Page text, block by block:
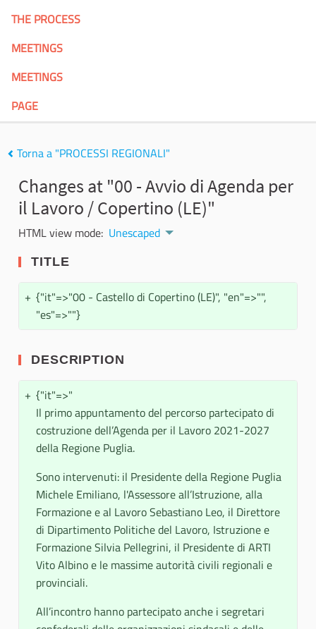
THE PROCESS
MEETINGS
MEETINGS
PAGE
Torna a "PROCESSI REGIONALI"
Changes at "00 - Avvio di Agenda per
il Lavoro / Copertino (LE)"
HTML view mode: Unescaped
TITLE
+ {"it"=>"00 - Castello di Copertino (LE)", "en"=>"",
"es"=>""}
DESCRIPTION
+ {"it"=>"
Il primo appuntamento del percorso partecipato di
costruzione dell’Agenda per il Lavoro 2021-2027
della Regione Puglia.
Sono intervenuti: il Presidente della Regione Puglia
Michele Emiliano, l'Assessore all’Istruzione, alla
Formazione e al Lavoro Sebastiano Leo, il Direttore
di Dipartimento Politiche del Lavoro, Istruzione e
Formazione Silvia Pellegrini, il Presidente di ARTI
Vito Albino e le massime autorità civili regionali e
provinciali.
All’incontro hanno partecipato anche i segretari